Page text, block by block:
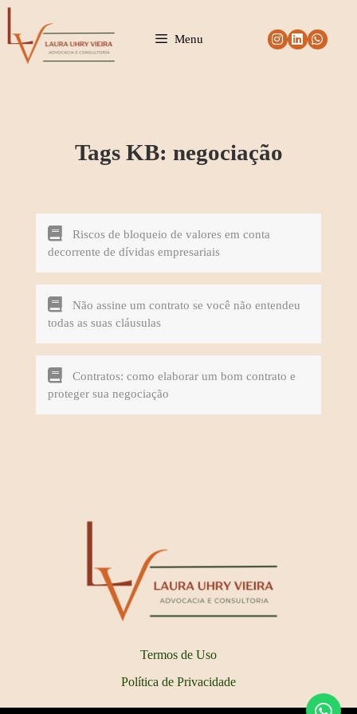
Pular
conteúdo
Menu
Tags KB: negociação
Riscos de bloqueio de valores em conta
decorrente de dívidas empresariais
Não assine um contrato se você não entendeu
todas as suas cláusulas
Contratos: como elaborar um bom contrato e
proteger sua negociação
Termos de Uso
Política de Privacidade